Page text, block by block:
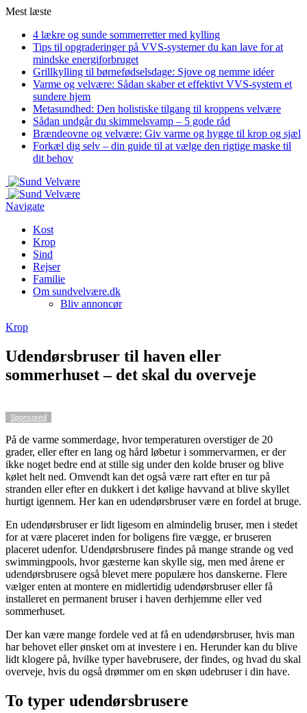
Mest læste
4 lækre og sunde sommerretter med kylling
Tips til opgraderinger på VVS-systemer du kan lave for at
mindske energiforbruget
Grillkylling til børnefødselsdage: Sjove og nemme idéer
Varme og velvære: Sådan skaber et effektivt VVS-system et
sundere hjem
Metasundhed: Den holistiske tilgang til kroppens velvære
Sådan undgår du skimmelsvamp – 5 gode råd
Brændeovne og velvære: Giv varme og hygge til krop og sjæl
Forkæl dig selv – din guide til at vælge den rigtige maske til
dit behov
Navigate
Kost
Krop
Sind
Rejser
Familie
Om sundvelvære.dk
Bliv annoncør
Krop
Udendørsbruser til haven eller
sommerhuset – det skal du overveje
Sponsored
På de varme sommerdage, hvor temperaturen overstiger de 20
grader, eller efter en lang og hård løbetur i sommervarmen, er der
ikke noget bedre end at stille sig under den kolde bruser og blive
kølet helt ned. Omvendt kan det også være rart efter en tur på
stranden eller efter en dukkert i det kølige havvand at blive skyllet
hurtigt igennem. Her kan en udendørsbruser være en fordel at bruge.
En udendørsbruser er lidt ligesom en almindelig bruser, men i stedet
for at være placeret inden for boligens fire vægge, er bruseren
placeret udenfor. Udendørsbrusere findes på mange strande og ved
swimmingpools, hvor gæsterne kan skylle sig, men med årene er
udendørsbrusere også blevet mere populære hos danskerne. Flere
vælger enten at montere en midlertidig udendørsbruser eller få
installeret en permanent bruser i haven derhjemme eller ved
sommerhuset.
Der kan være mange fordele ved at få en udendørsbruser, hvis man
har behovet eller ønsket om at investere i en. Herunder kan du blive
lidt klogere på, hvilke typer havebrusere, der findes, og hvad du skal
overveje, hvis du også drømmer om en skøn udebruser i din have.
To typer udendørsbrusere